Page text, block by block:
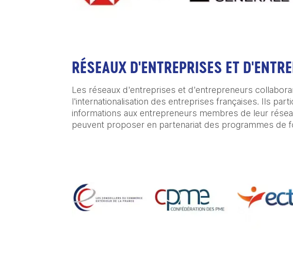
RÉSEAUX D'ENTREPRISES ET
Les réseaux d'entreprises et d'entrepreneurs
l'internationalisation des entreprises françaises. Ils
informations aux entrepreneurs membres de leur
peuvent proposer en partenariat des programmes